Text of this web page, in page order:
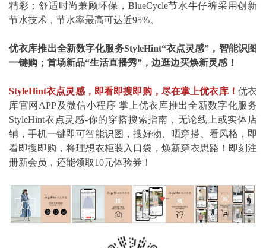
精彩；舒适时尚兼顾环保，BlueCycle节水牛仔裤采用创新
节水技术，节水率最高可达近95%。
优衣库推出全新数字化服务StyleHint“衣点灵感”，智能识图
一键购；首场新品“生活直播秀”，边逛边买焕新灵感！
StyleHint衣点灵感，即看即搜即购，尽在掌上优衣库！ 优衣
库官网APP及微信小程序 掌上优衣库推出全新数字化服务
StyleHint衣点灵感-你的穿搭搜索指南，无论线上或实体店
铺，手机一键即可智能识图，搜好物、晒穿搭、看风格，即
看即搜即购，将理想衣柜装入口袋，焕新穿衣思路！即刻注
册新会员，还能领取10元体验券！